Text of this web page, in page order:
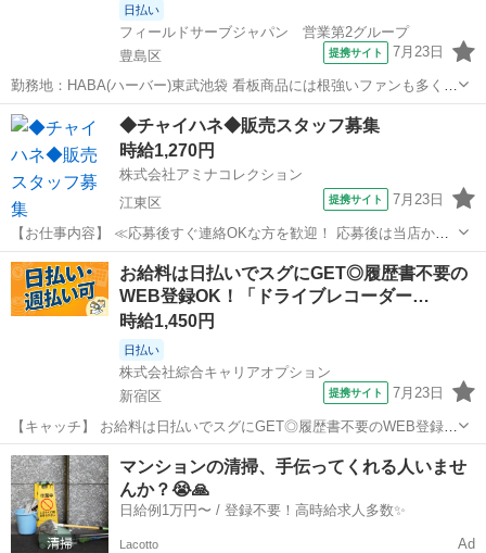
日払い
フィールドサーブジャパン 営業第2グループ
豊島区
提携サイト 7月23日
勤務地：HABA(ハーバー)東武池袋 看板商品には根強いファンも多く
ご案内しやすいですよ！ ・接客販売 ・カウンセリング、アドバイス
・タッチアップ ・品出し ・ディスプレイ(商品陳列) ・商品在庫管理
など ※個人ノ...
東京 その他
◆チャイハネ◆販売スタッフ募集
時給1,270円
株式会社アミナコレクション
江東区
提携サイト 7月23日
【お仕事内容】 ≪応募後すぐ連絡OKな方を歓迎！ 応募後は当店から
お電話・メールでご連絡します≫ ・面接時に履歴書の持参をお願いし
ています！ ・ご不明点はお気軽にご連絡ください！ ■CAMP・
RESORT・TRAVELをテ...
東京 江東区 その他
お給料は日払いでスグにGET◎履歴書不要の
WEB登録OK！「ドライブレコーダー…
時給1,450円
日払い
株式会社綜合キャリアオプション
新宿区
提携サイト 7月23日
【キャッチ】 お給料は日払いでスグにGET◎履歴書不要のWEB登録
OK！「ドライブレコーダーの訪問設置」高時給1450円！東京都新宿区
周辺！20代～40代のスタッフが多数活躍中★ 【コメント】 製造のお
仕事をお探しの方必見...
東京 新宿区
マンションの清掃、手伝ってくれる人いませ
んか？😭🙏
日給例1万円〜 / 登録不要！高時給求人多数✨
Lacotto Ad